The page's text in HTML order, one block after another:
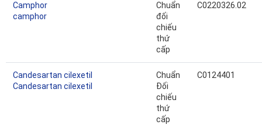
Camphor
camphor
Chuẩn
đối
chiếu
thứ
cấp
C0220326.02
Candesartan cilexetil
Candesartan cilexetil
Chuẩn
Đối
chiếu
thứ
cấp
C0124401